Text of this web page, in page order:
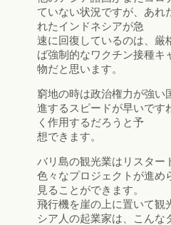
ていない状況ですが、あれ
れたインドネシアが急
速に回復しているのは、厳
ば強制的なワクチン接種キ
物だと思います。
窮地の時は政治権力が強い
進するスピードが早いです
く作用するだろうと予
想できます。
バリ島の観光業はリスター
色々なプロジェクトが進め
見ることができます。
飛行機を崖の上に置いて観
シア人の起業家は、こんな